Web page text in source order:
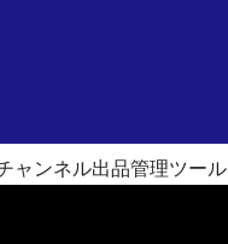
ャンネル出品管理ツール